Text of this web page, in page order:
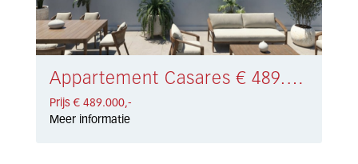
Appartement Casares € 489.000,-
Prijs € 489.000,-
Meer informatie